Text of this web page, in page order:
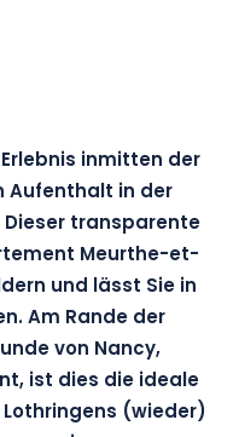
inmitten der
Aufenthalt in der
Dieser transparente
Meurthe-et-
und lässt Sie in
Am Rande der
von Nancy,
ist dies die ideale
(wieder)